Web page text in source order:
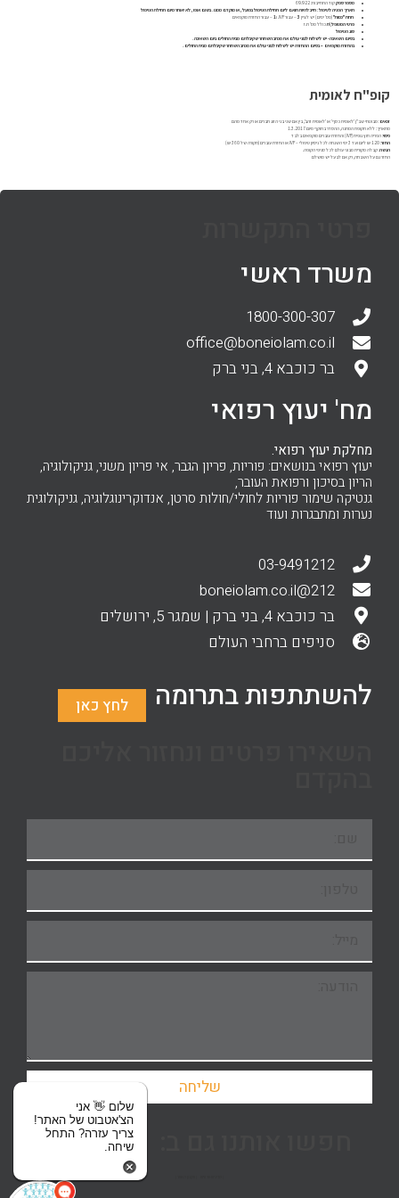
מספר ספקקוד התחייבות: 69.922
תאריך הפניה לטיפול: חייב להיות תואם ליום תחילת הטיפול בפועל, או מוקדם ממנו. בשום אופו, לא יאוחר מיום תחילת הטיפול
תחת "כמות" (מס' ימים) יש לציין 3– עבור IVF. ו 1 – עבור החזרת מוקפאים
פרטי המטופל\תכולל מס' ת.ז
סוג הטיפול
בסיום השאיבה- יש לשלוח לבוני עולם את מכתב השחרור שקיבלתם מבית החולים ביום השאיבה.
בהחזרת מוקפאים – בסיום ההחזרה יש לשלוח לבוני עולם את מכתב השחרור שקיבלתם מבית החולים.
קופ"ח לאומית
זכאים: מבוטחי שב"ן 'לאומית כסף' או 'לאומית זהב', בין אם שני בני הזוג חברים או רק אחד מהם
מתאריך: ללא תקופת המתנה, ההסדר בתוקף מיום 1.3.2017
כיסוי: הפריה חוץ גופית (IVF) והחזרת עוברים מוקפאים בלבד
החזר: 120 ₪ ליום ועד 3 ימי השגחה לכל ניסיון טיפולי – IVF או החזרת עוברים (תקורה של 360 ₪)
הגשה: קבלה מקורית מבוני עולם לכל סניפי הקופה.
החזר גם על השבחה, רק אם לבעל יש מושלם
משרד ראשי
1800-300-307
office@boneiolam.co.il
בר כוכבא 4, בני ברק
מח' יעוץ רפואי
מחלקת יעוץ רפואי.
יעוץ רפואי בנושאים: פוריות, פריון הגבר, אי פריון משני, גניקולוגיה,
הריון בסיכון ורפואת העובר,
גנטיקה שימור פוריות לחולי/חולות סרטן, אנדוקרינוגלוגיה, גניקולוגית
נערות ומתבגרות ועוד
03-9491212
212@boneiolam.co.il
בר כוכבא 4, בני ברק | שמגר 5, ירושלים
סניפים ברחבי העולם
להשתתפות בתרומה לחץ כאן
שליחה
שלום 👋 אני
הצ'אטבוט של האתר!
צריך עזרה? התחל
שיחה.